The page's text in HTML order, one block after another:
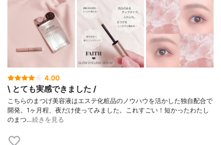
4.00
\ とても実感できました /
こちらのまつげ美容液はエステ化粧品のノウハウを活かした独自配合で
開発。1ヶ月程、夜だけ使ってみました。ㅤㅤㅤㅤㅤㅤㅤㅤㅤㅤㅤㅤㅤこれすごい！短かったわたし
のまつ…続きを見る